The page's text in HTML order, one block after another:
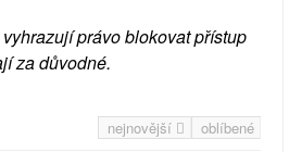
právo blokovat přístup
za důvodné.
nejnovější oblíbené